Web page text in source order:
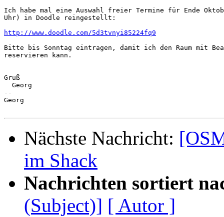
Ich habe mal eine Auswahl freier Termine für Ende
Uhr) in Doodle reingestellt:
http://www.doodle.com/5d3tvnyi85224fq9
Bitte bis Sonntag eintragen, damit ich den Raum mit
reservieren kann.
Gruß
  Georg
--
Georg
Nächste Nachricht:
im Shack
Nachrichten sortiert
(Subject)] [ Autor ]